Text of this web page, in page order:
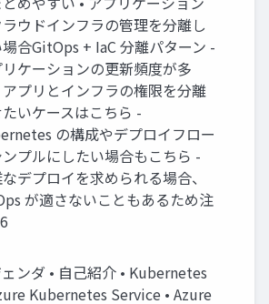
ラウドインフラの管理を分離し
合GitOps + IaC 分離パターン -
ケーションの更新頻度が多
アプリとインフラの権限を分離
いケースはこちら -
の構成やデプロイフロー
ンプルにしたい場合もこちら -
デプロイを求められる場合、
が適さないこともあるため注
ンダ • 自己紹介 • Kubernetes
Kubernetes Service • Azure